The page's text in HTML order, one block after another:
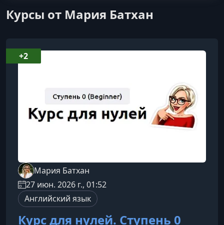
Курсы от Мария Батхан
Мария Батхан
27 июн. 2026 г., 01:52
Английский язык
Курс для нулей. Ступень 0
+2